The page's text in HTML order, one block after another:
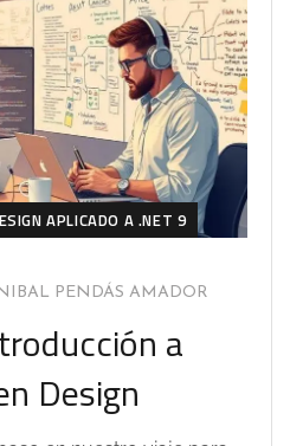
APLICADO A .NET 9
PENDÁS AMADOR
a
Design